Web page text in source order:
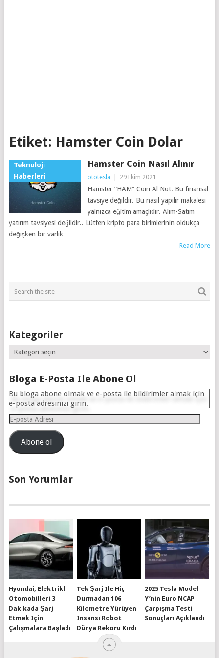
Etiket: Hamster Coin Dolar
Teknoloji
Haberleri
Hamster Coin Nasıl Alınır
ototesla 29 Ekim 2021
Hamster ”HAM” Coin Al Not: Bu finansal
tavsiye değildir. Bu nasıl yapılır makalesi
yalnızca eğitim amaçlıdır. Alım-Satım
yatırım tavsiyesi değildir.. Lütfen kripto para birimlerinin oldukça
değişken bir varlık
Read More
Kategoriler
Kategoriler
Bloga E-Posta Ile Abone Ol
Bu bloga abone olmak ve e-posta ile bildirimler almak için
e-posta adresinizi girin.
E-
posta
AdresiAbone ol
Son Yorumlar
Hyundai, Elektrikli
Otomobilleri 3
Dakikada Şarj
Etmek Için
Çalışmalara Başladı
Tek Şarj Ile Hiç
Durmadan 106
Kilometre Yürüyen
Insansı Robot
Dünya Rekoru Kırdı
2025 Tesla Model
Y’nin Euro NCAP
Çarpışma Testi
Sonuçları Açıklandı